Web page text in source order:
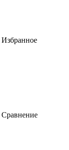
Избранное
Сравнение